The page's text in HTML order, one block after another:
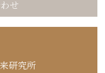
せ
研究所